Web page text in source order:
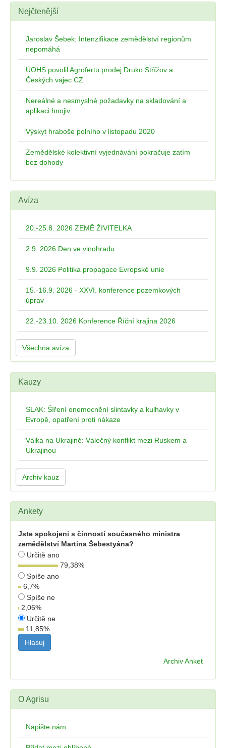
Nejčtenější
Jaroslav Šebek: Intenzifikace zemědělství regionům
nepomáhá
ÚOHS povolil Agrofertu prodej Druko Střížov a
Českých vajec CZ
Nereálné a nesmyslné požadavky na skladování a
aplikaci hnojiv
Výskyt hraboše polního v listopadu 2020
Zemědělské kolektivní vyjednávání pokračuje zatím
bez dohody
Avíza
20.-25.8. 2026 ZEMĚ ŽIVITELKA
2.9. 2026 Den ve vinohradu
9.9. 2026 Politika propagace Evropské unie
15.-16.9. 2026 - XXVI. konference pozemkových
úprav
22.-23.10. 2026 Konference Říční krajina 2026
Všechna avíza
Kauzy
SLAK: Šíření onemocnění slintavky a kulhavky v
Evropě, opatření proti nákaze
Válka na Ukrajině: Válečný konflikt mezi Ruskem a
Ukrajinou
Archiv kauz
Ankety
Jste spokojeni s činností současného ministra
zemědělství Martina Šebestyána?
Určitě ano
79,38%
Spíše ano
6,7%
Spíše ne
2,06%
Určitě ne
11,85%
Archiv Anket
O Agrisu
Napište nám